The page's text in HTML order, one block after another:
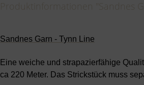
Sandnes Garn - Tynn Line
Eine weiche und strapazierfähige
ca 220 Meter. Das Strickstück muss